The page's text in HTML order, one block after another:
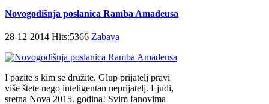
Novogodišnja poslanica Ramba Amadeusa
28-12-2014 Hits:5366 Zabava
I pazite s kim se družite. Glup prijatelj pravi
više štete nego inteligentan neprijatelj. Ljudi,
sretna Nova 2015. godina! Svim fanovima